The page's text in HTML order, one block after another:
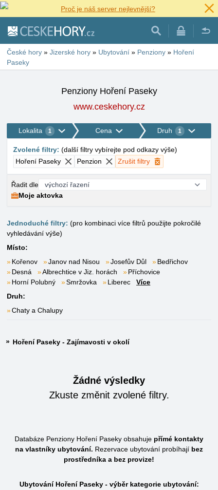
Proč je náš server nejlevnější?
České hory » Jizerské hory » Ubytování » Penziony » Hoření
Paseky
Penziony Hoření Paseky
www.ceskehory.cz
Lokalita 1 Cena Druh 1
Zvolené filtry: (další filtry vybírejte pod odkazy výše)
Hoření Paseky
Penzion Zrušit filtry
Řadit dle
Moje aktovka
Jednoduché filtry: (pro kombinaci více filtrů použijte pokročilé
vyhledávání výše)
Místo:
Kořenov
Janov nad Nisou Josefův Důl
Bedřichov
Desná
Albrechtice v Jiz. horách
Příchovice
Horní Polubný
Smržovka Liberec
Více
Druh:
Chaty a Chalupy
Hoření Paseky - Zajímavosti v okolí
Žádné výsledky
Zkuste změnit zvolené filtry.
Databáze Penziony Hoření Paseky obsahuje přímé kontakty
na vlastníky ubytování. Rezervace ubytování probíhají bez
prostředníka a bez provize!
Ubytování Hoření Paseky - výběr kategorie ubytování: